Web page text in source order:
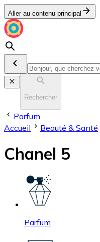
Aller au contenu principal
Rechercher
Parfum
Accueil
Beauté & Santé
Chanel 5
Parfum